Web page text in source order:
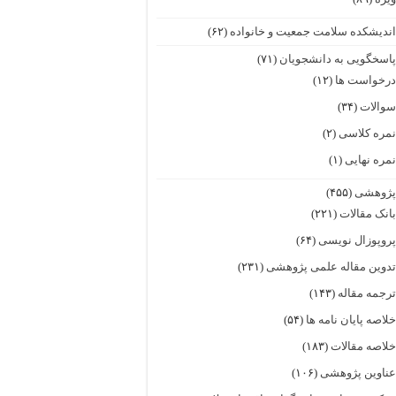
اندیشکده سلامت جمعیت و خانواده (۶۲)
پاسخگویی به دانشجویان (۷۱)
درخواست ها (۱۲)
سوالات(۳۴)
نمره کلاسی (۲)
نمره نهایی (۱)
پژوهشی (۴۵۵)
بانک مقالات(۲۲۱)
پروپوزال نویسی (۶۴)
تدوین مقاله علمی پژوهشی (۲۳۱)
ترجمه مقاله (۱۴۳)
خلاصه پایان نامه ها (۵۴)
خلاصه مقالات(۱۸۳)
عناوین پژوهشی (۱۰۶)